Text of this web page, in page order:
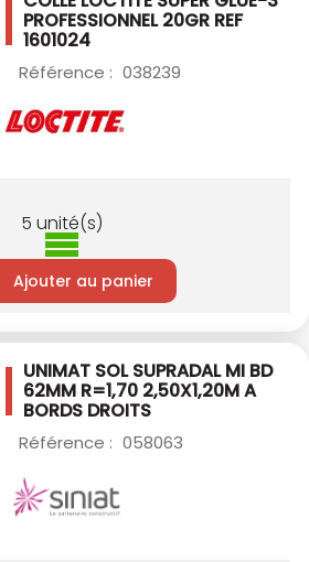
PROFESSIONNEL20GR REF
1601024
Référence : 038239
5 unité(s)
Ajouter au panier
UNIMAT SOL SUPRADAL MI BD
62MM R=1,70 2,50X1,20M A
BORDS DROITS
Référence : 058063